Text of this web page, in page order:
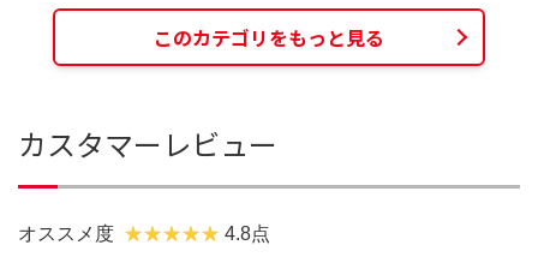
このカテゴリをもっと見る
カスタマーレビュー
オススメ度 4.8点